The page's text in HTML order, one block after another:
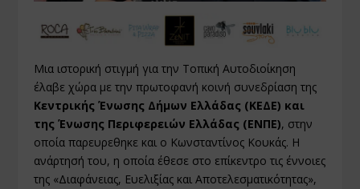
Μια ιστορική στιγμή για την Τοπική Αυτοδιοίκηση
έλαβε χώρα με την πρωτοφανή κοινή συνεδρίαση της
Κεντρικής Ένωσης Δήμων Ελλάδας (ΚΕΔΕ) και
της Ένωσης Περιφερειών Ελλάδας (ΕΝΠΕ), στην
οποία παρευρεθηκε και ο Κωνσταντίνος Κουκάς. Η
ανάρτησή του, η οποία έθεσε στο επίκεντρο τις έννοιες
της «Διαφάνειας, Ευελιξίας και Αποτελεσματικότητας»,